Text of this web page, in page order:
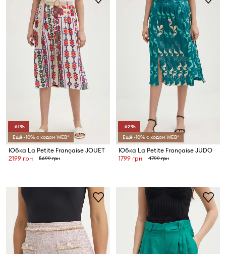
-61%
Ещё -10% с кодом WEB*
Юбка La Petite Française JOUET
2199 грн
5699 грн
-62%
Ещё -10% с кодом WEB*
Юбка La Petite Française JUDO
1799 грн
4799 грн